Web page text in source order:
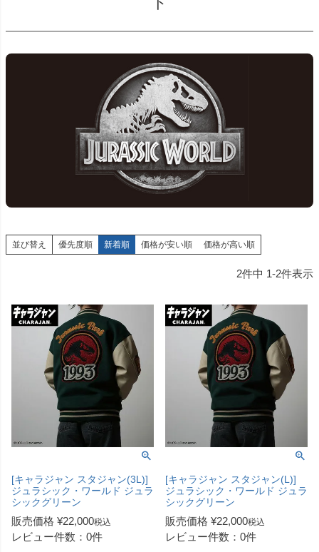
並び替え 優先度順 新着順 価格が安い順 価格が高い順
2件中 1-2件表示
[キャラジャン スタジャン(3L)]
ジュラシック・ワールド ジュラ
シックグリーン
販売価格 ¥22,000税込
レビュー件数：0件
[キャラジャン スタジャン(L)]
ジュラシック・ワールド ジュラ
シックグリーン
販売価格 ¥22,000税込
レビュー件数：0件